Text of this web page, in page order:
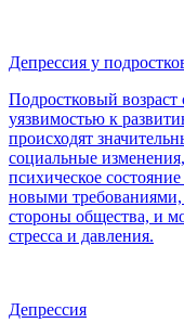
Депрессия у
Подростковый
уязвимостью к
происходят
социальные
психическое
новыми требованиями,
стороны общества, и
стресса и давления.
Депрессия